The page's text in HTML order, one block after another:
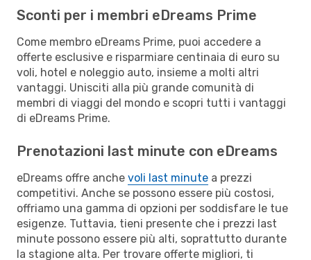
Sconti per i membri eDreams Prime
Come membro eDreams Prime, puoi accedere a
offerte esclusive e risparmiare centinaia di euro su
voli, hotel e noleggio auto, insieme a molti altri
vantaggi. Unisciti alla più grande comunità di
membri di viaggi del mondo e scopri tutti i vantaggi
di eDreams Prime.
Prenotazioni last minute con eDreams
eDreams offre anche voli last minute a prezzi
competitivi. Anche se possono essere più costosi,
offriamo una gamma di opzioni per soddisfare le tue
esigenze. Tuttavia, tieni presente che i prezzi last
minute possono essere più alti, soprattutto durante
la stagione alta. Per trovare offerte migliori, ti